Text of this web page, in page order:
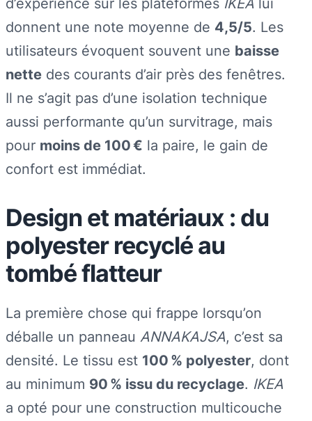
donnent une note moyenne de 4,5/5. Les
utilisateurs évoquent souvent une baisse
nette des courants d’air près des fenêtres.
Il ne s’agit pas d’une isolation technique
aussi performante qu’un survitrage, mais
pour moins de 100 € la paire, le gain de
confort est immédiat.
Design et matériaux : du
polyester recyclé au
tombé flatteur
La première chose qui frappe lorsqu’on
déballe un panneau ANNAKAJSA, c’est sa
densité. Le tissu est 100 % polyester, dont
au minimum 90 % issu du recyclage. IKEA
a opté pour une construction multicouche